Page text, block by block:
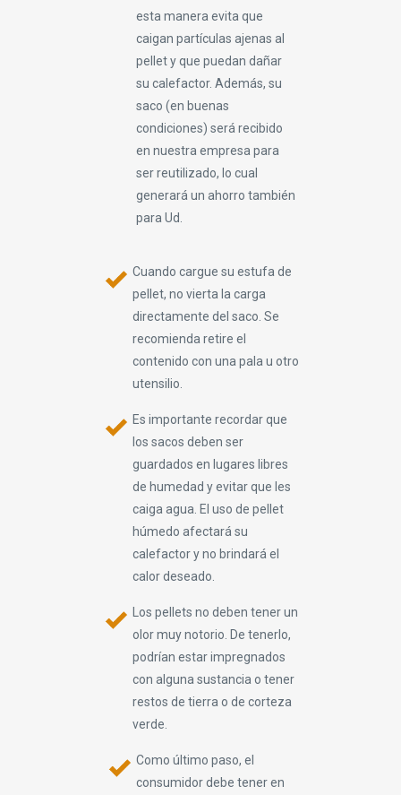
esta manera evita que
caigan partículas ajenas al
pellet y que puedan dañar
su calefactor. Además, su
saco (en buenas
condiciones) será recibido
en nuestra empresa para
ser reutilizado, lo cual
generará un ahorro también
para Ud.
Cuando cargue su estufa de
pellet, no vierta la carga
directamente del saco. Se
recomienda retire el
contenido con una pala u otro
utensilio.
Es importante recordar que
los sacos deben ser
guardados en lugares libres
de humedad y evitar que les
caiga agua. El uso de pellet
húmedo afectará su
calefactor y no brindará el
calor deseado.
Los pellets no deben tener un
olor muy notorio. De tenerlo,
podrían estar impregnados
con alguna sustancia o tener
restos de tierra o de corteza
verde.
Como último paso, el
consumidor debe tener en